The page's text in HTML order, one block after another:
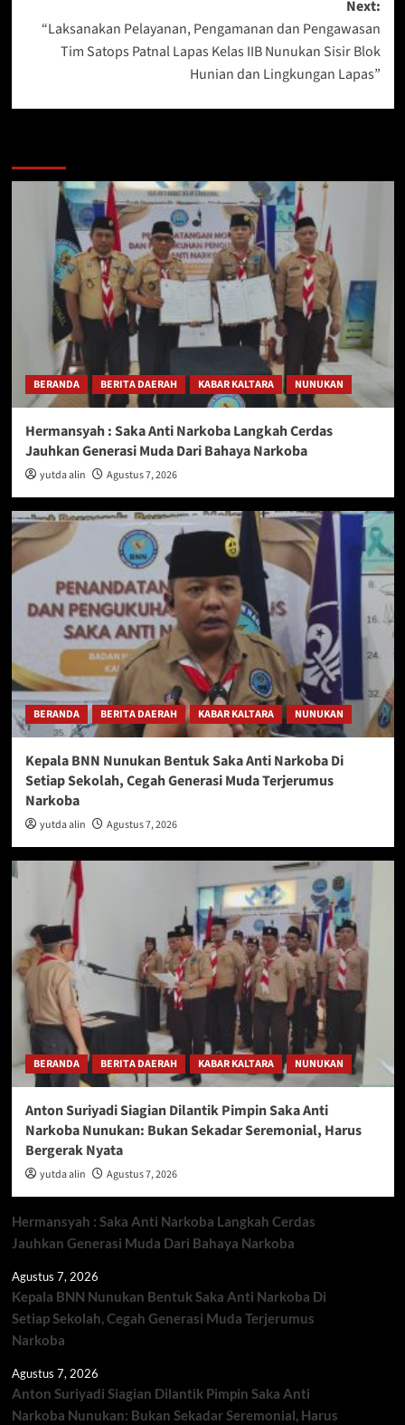
Next:
“Laksanakan Pelayanan, Pengamanan dan Pengawasan
Tim Satops Patnal Lapas Kelas IIB Nunukan Sisir Blok
Hunian dan Lingkungan Lapas”
BERANDA BERITA DAERAH KABAR KALTARA NUNUKAN
Hermansyah : Saka Anti Narkoba Langkah Cerdas
Jauhkan Generasi Muda Dari Bahaya Narkoba
yutda alin Agustus 7, 2026
BERANDA BERITA DAERAH KABAR KALTARA NUNUKAN
Kepala BNN Nunukan Bentuk Saka Anti Narkoba Di
Setiap Sekolah, Cegah Generasi Muda Terjerumus
Narkoba
yutda alin Agustus 7, 2026
BERANDA BERITA DAERAH KABAR KALTARA NUNUKAN
Anton Suriyadi Siagian Dilantik Pimpin Saka Anti
Narkoba Nunukan: Bukan Sekadar Seremonial, Harus
Bergerak Nyata
yutda alin Agustus 7, 2026
Hermansyah : Saka Anti Narkoba Langkah Cerdas
Jauhkan Generasi Muda Dari Bahaya Narkoba
Agustus 7, 2026
Kepala BNN Nunukan Bentuk Saka Anti Narkoba Di
Setiap Sekolah, Cegah Generasi Muda Terjerumus
Narkoba
Agustus 7, 2026
Anton Suriyadi Siagian Dilantik Pimpin Saka Anti
Narkoba Nunukan: Bukan Sekadar Seremonial, Harus